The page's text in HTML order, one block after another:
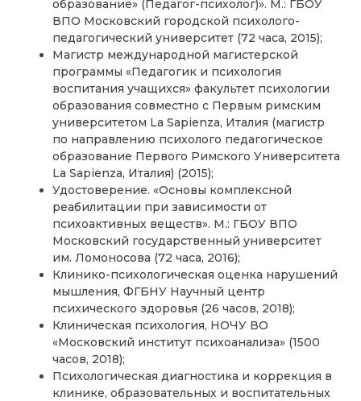
образование» (Педагог-психолог)». М.: ГБОУ
ВПО Московский городской психолого-
педагогический университет (72 часа, 2015);
Магистр международной магистерской
программы «Педагогик и психология
воспитания учащихся» факультет психологии
образования совместно с Первым римским
университетом La Sapienza, Италия (магистр
по направлению психолого педагогическое
образование Первого Римского Университета
La Sapienza, Италия) (2015);
Удостоверение. «Основы комплексной
реабилитации при зависимости от
психоактивных веществ». М.: ГБОУ ВПО
Московский государственный университет
им. Ломоносова (72 часа, 2016);
Клинико-психологическая оценка нарушений
мышления, ФГБНУ Научный центр
психического здоровья (26 часов, 2018);
Клиническая психология, НОЧУ ВО
«Московский институт психоанализа» (1500
часов, 2018);
Психологическая диагностика и коррекция в
клинике, образовательных и воспитательных